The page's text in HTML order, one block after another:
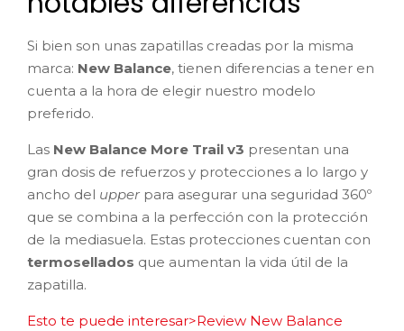
Si bien son unas zapatillas creadas por la misma
marca: New Balance, tienen diferencias a tener en
cuenta a la hora de elegir nuestro modelo
preferido.
Las New Balance More Trail v3 presentan una
gran dosis de refuerzos y protecciones a lo largo y
ancho del upper para asegurar una seguridad 360º
que se combina a la perfección con la protección
de la mediasuela. Estas protecciones cuentan con
termosellados que aumentan la vida útil de la
zapatilla.
Esto te puede interesar>Review New Balance